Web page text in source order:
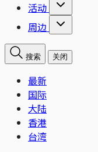
活动
周边
搜索 关闭
最新
国际
大陆
香港
台湾